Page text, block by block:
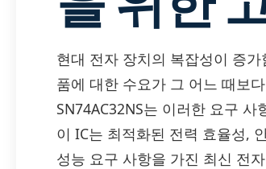
현대 전자 장치의 복잡성이 증
품에 대한 수요가 그 어느 때보
SN74AC32NS는 이러한 요구
이 IC는 최적화된 전력 효율성,
성능 요구 사항을 가진 최신 전